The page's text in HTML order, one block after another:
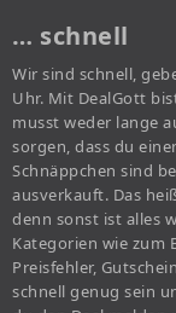
… schnell
Wir sind schnell,
Uhr. Mit DealGott
musst weder lange
sorgen, dass du
Schnäppchen sind
ausverkauft. Das
denn sonst ist alles
Kategorien wie zum
Preisfehler,
schnell genug sein